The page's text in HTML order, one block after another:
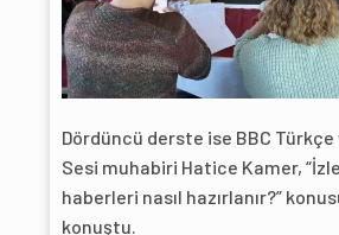
Dördüncü derste ise BBC Türkçe
Sesi muhabiri Hatice Kamer,
haberleri nasıl hazırlanır?”
konuştu.